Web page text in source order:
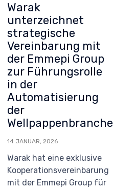
Warak
unterzeichnet
strategische
Vereinbarung mit
der Emmepi Group
zur Führungsrolle
in der
Automatisierung
der
Wellpappenbranche
14 JANUAR, 2026
Warak hat eine exklusive
Kooperationsvereinbarung
mit der Emmepi Group für